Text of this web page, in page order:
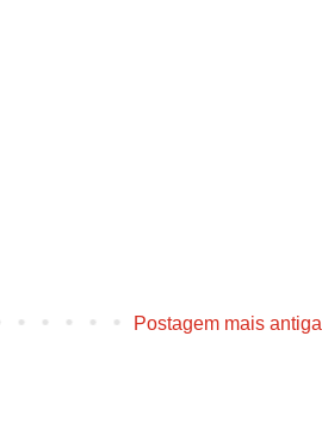
Postagem mais antiga